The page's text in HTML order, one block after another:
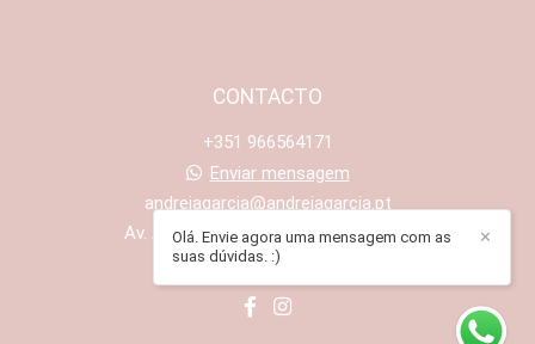
CONTACTO
+351 966564171
Enviar mensagem
andreiagarcia@andreiagarcia.pt
Av. António Santos Leite, 311 - Maia
Porto /
✕
Olá. Envie agora uma mensagem com as
suas dúvidas. :)